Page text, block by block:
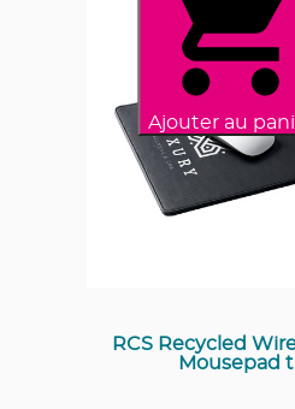
Ajouter au
RCS Recycled
Mousepad